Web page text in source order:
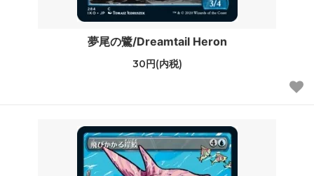
夢尾の鷺/Dreamtail Heron
30円(内税)